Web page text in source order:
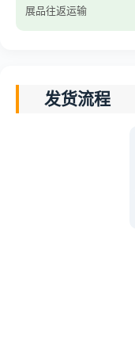
展品往返运输
发货流程